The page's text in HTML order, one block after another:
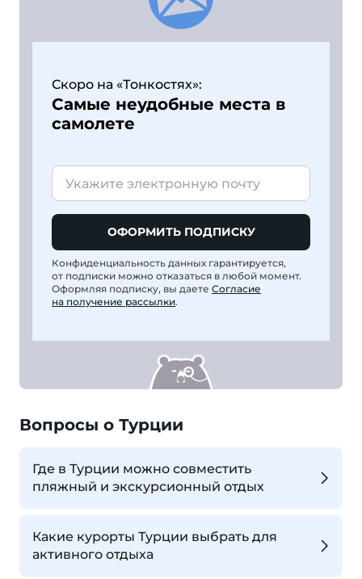
Скоро на «Тонкостях»:
Самые неудобные места в
самолете
ОФОРМИТЬ ПОДПИСКУ
Конфиденциальность данных гарантируется,
от подписки можно отказаться в любой момент.
Оформляя подписку, вы даете Согласие
на получение рассылки.
Вопросы о Турции
Где в Турции можно совместить
пляжный и экскурсионный отдых
Какие курорты Турции выбрать для
активного отдыха